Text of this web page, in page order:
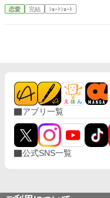
まま冷遇され続ける。 それでも王妃として国に尽く
ノーだったが、あ
式の誓いの瞬間へと戻される。 番か
度も死を選ぶが
恋愛 完結 ｼｮｰﾄｼｮｰﾄ
アプリ一覧
公式SNS一覧